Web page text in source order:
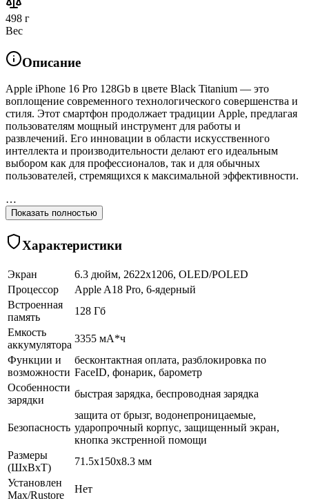
498 г
Вес
Описание
Apple iPhone 16 Pro 128Gb в цвете Black Titanium — это
воплощение современного технологического совершенства и
стиля. Этот смартфон продолжает традиции Apple, предлагая
пользователям мощный инструмент для работы и
развлечений. Его инновации в области искусственного
интеллекта и производительности делают его идеальным
выбором как для профессионалов, так и для обычных
пользователей, стремящихся к максимальной эффективности.
…
Показать полностью
Характеристики
Экран
6.3 дюйм, 2622x1206, OLED/POLED
Процессор
Apple A18 Pro, 6-ядерный
Встроенная
память
128 Гб
Емкость
аккумулятора
3355 мА*ч
Функции и
возможности
бесконтактная оплата, разблокировка по
FaceID, фонарик, барометр
Особенности
зарядки
быстрая зарядка, беспроводная зарядка
Безопасность
защита от брызг, водонепроницаемые,
ударопрочный корпус, защищенный экран,
кнопка экстренной помощи
Размеры
(ШхВхТ)
71.5x150x8.3 мм
Установлен
Max/Rustore
Нет